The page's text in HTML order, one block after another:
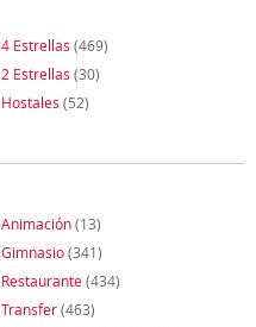
4 Estrellas (469)
2 Estrellas (30)
Hostales (52)
Animación(13)
Gimnasio(341)
Restaurante(434)
Transfer(463)